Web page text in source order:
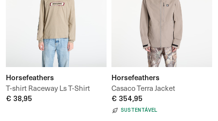
Horsefeathers
T-shirt Raceway Ls T-Shirt
€ 38,95
Horsefeathers
Casaco Terra Jacket
€ 354,95
SUSTENTÁVEL